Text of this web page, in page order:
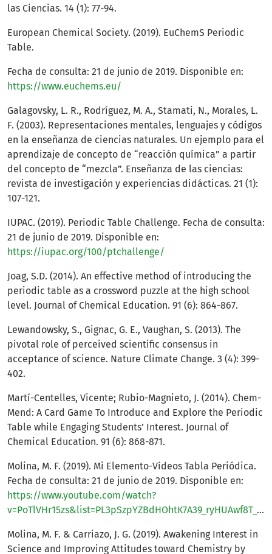
las Ciencias. 14 (1): 77-94.
European Chemical Society. (2019). EuChemS Periodic
Table.
Fecha de consulta: 21 de junio de 2019. Disponible en:
https://www.euchems.eu/
Galagovsky, L. R., Rodríguez, M. A., Stamati, N., Morales, L.
F. (2003). Representaciones mentales, lenguajes y códigos
en la enseñanza de ciencias naturales. Un ejemplo para el
aprendizaje de concepto de “reacción química” a partir
del concepto de “mezcla”. Enseñanza de las ciencias:
revista de investigación y experiencias didácticas. 21 (1):
107-121.
IUPAC. (2019). Periodic Table Challenge. Fecha de consulta:
21 de junio de 2019. Disponible en:
https://iupac.org/100/ptchallenge/
Joag, S.D. (2014). An effective method of introducing the
periodic table as a crossword puzzle at the high school
level. Journal of Chemical Education. 91 (6): 864-867.
Lewandowsky, S., Gignac, G. E., Vaughan, S. (2013). The
pivotal role of perceived scientific consensus in
acceptance of science. Nature Climate Change. 3 (4): 399-
402.
Martí-Centelles, Vicente; Rubio-Magnieto, J. (2014). Chem-
Mend: A Card Game To Introduce and Explore the Periodic
Table while Engaging Students’ Interest. Journal of
Chemical Education. 91 (6): 868-871.
Molina, M. F. (2019). Mi Elemento-Vídeos Tabla Periódica.
Fecha de consulta: 21 de junio de 2019. Disponible en:
https://www.youtube.com/watch?
v=PoTlVHr15zs&list=PL3pSzpYZBdHOhtK7A39_ryHUAwf8T_VO3&index=1)
Molina, M. F. & Carriazo, J. G. (2019). Awakening Interest in
Science and Improving Attitudes toward Chemistry by